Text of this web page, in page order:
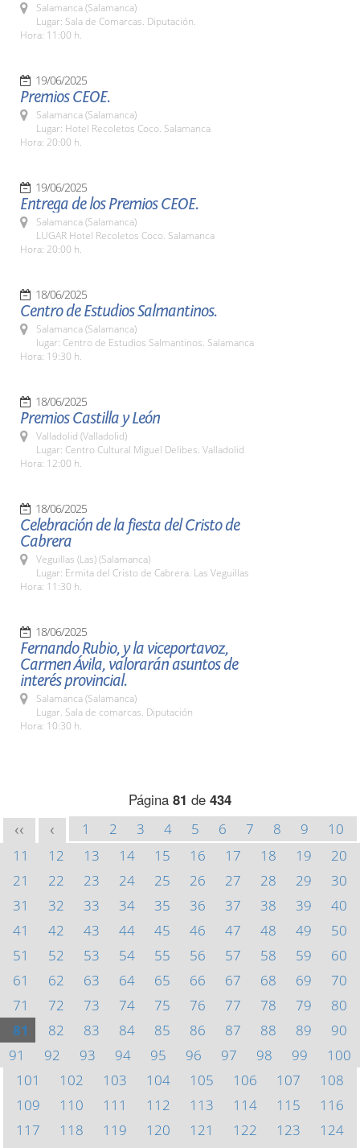
Salamanca (Salamanca)
Lugar: Sala de Comarcas. Diputación.
Hora: 11:00 h.
19/06/2025
Premios CEOE.
Salamanca (Salamanca)
Lugar: Hotel Recoletos Coco. Salamanca
Hora: 20:00 h.
19/06/2025
Entrega de los Premios CEOE.
Salamanca (Salamanca)
LUGAR Hotel Recoletos Coco. Salamanca
Hora: 20:00 h.
18/06/2025
Centro de Estudios Salmantinos.
Salamanca (Salamanca)
lugar: Centro de Estudios Salmantinos. Salamanca
Hora: 19:30 h.
18/06/2025
Premios Castilla y León
Valladolid (Valladolid)
Lugar: Centro Cultural Miguel Delibes. Valladolid
Hora: 12:00 h.
18/06/2025
Celebración de la fiesta del Cristo de
Cabrera
Veguillas (Las) (Salamanca)
Lugar: Ermita del Cristo de Cabrera. Las Veguillas
Hora: 11:30 h.
18/06/2025
Fernando Rubio, y la viceportavoz,
Carmen Ávila, valorarán asuntos de
interés provincial.
Salamanca (Salamanca)
Lugar. Sala de comarcas. Diputación
Hora: 10:30 h.
Página 81 de 434
<< < 1 2 3 4 5 6 7 8 9
10
11
12 13 14 15 16 17 18 19
20
21
22 23 24 25 26 27 28 29
30
31
32 33 34 35 36 37 38 39
40
41
42 43 44 45 46 47 48 49
50
51
52 53 54 55 56 57 58 59
60
61
62 63 64 65 66 67 68 69
70
71
72 73 74 75 76 77 78 79
80
81
82 83 84 85 86 87 88 89
90
91
92 93 94 95 96 97 98 99
100
101
102 103 104 105 106 107
108
109
110 111 112 113 114 115
116
117
118 119 120 121 122 123
124